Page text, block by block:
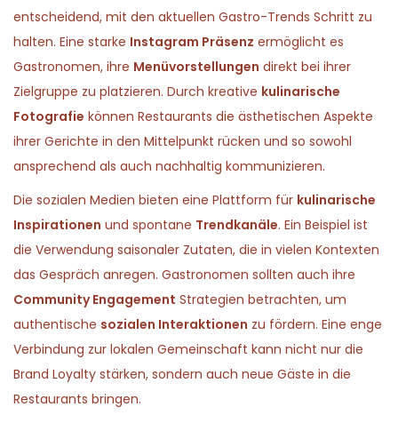
entscheidend, mit den aktuellen Gastro-Trends Schritt zu
halten. Eine starke Instagram Präsenz ermöglicht es
Gastronomen, ihre Menüvorstellungen direkt bei ihrer
Zielgruppe zu platzieren. Durch kreative kulinarische
Fotografie können Restaurants die ästhetischen Aspekte
ihrer Gerichte in den Mittelpunkt rücken und so sowohl
ansprechend als auch nachhaltig kommunizieren.
Die sozialen Medien bieten eine Plattform für kulinarische
Inspirationen und spontane Trendkanäle. Ein Beispiel ist
die Verwendung saisonaler Zutaten, die in vielen Kontexten
das Gespräch anregen. Gastronomen sollten auch ihre
Community Engagement Strategien betrachten, um
authentische sozialen Interaktionen zu fördern. Eine enge
Verbindung zur lokalen Gemeinschaft kann nicht nur die
Brand Loyalty stärken, sondern auch neue Gäste in die
Restaurants bringen.